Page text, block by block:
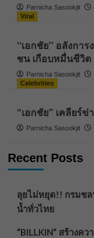
Parnicha Sasookjit
Viral
‘‘เอกชัย’’ อลังก
ชน เกือบหมื่นชีวิต
Parnicha Sasookjit
Celebrities
“เอกชัย” เคลียร์ข่
Parnicha Sasookjit
Recent Posts
ลุยไม่หยุด!! กรมชล
น้ำทั่วไทย
“BILLKIN” สร้างค